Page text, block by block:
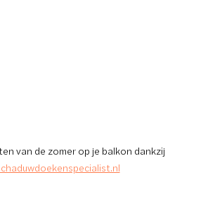
van de zomer op je balkon dankzij